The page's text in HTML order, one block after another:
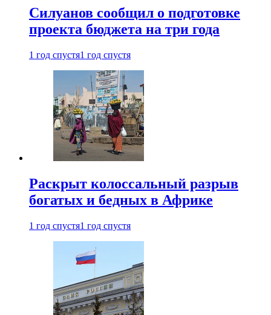
Силуанов сообщил о подготовке
проекта бюджета на три года
1 год спустя1 год спустя
Раскрыт колоссальный разрыв
богатых и бедных в Африке
1 год спустя1 год спустя